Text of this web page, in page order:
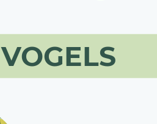
VOGELS